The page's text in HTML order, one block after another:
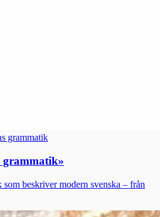
grammatik
grammatik»
beskriver modern svenska – från